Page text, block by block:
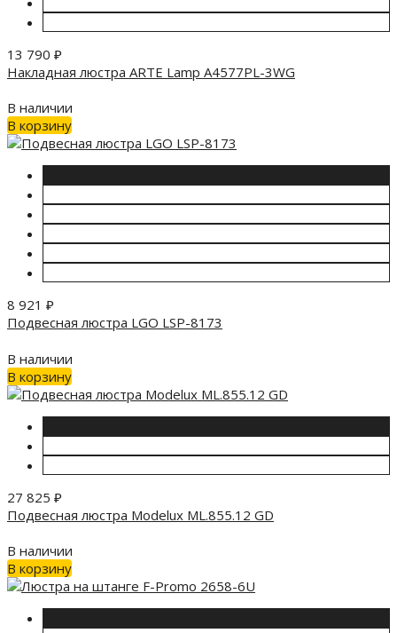
13 790 ₽
Накладная люстра ARTE Lamp A4577PL-3WG
В наличии
В корзину
8 921 ₽
Подвесная люстра LGO LSP-8173
В наличии
В корзину
27 825 ₽
Подвесная люстра Modelux ML.855.12 GD
В наличии
В корзину